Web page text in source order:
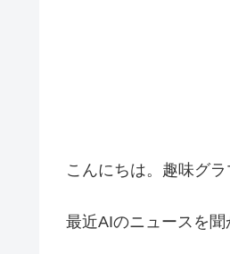
こんにちは。趣味グ
最近AIのニュースを聞